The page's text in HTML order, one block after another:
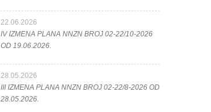
22.06.2026
IV IZMENA PLANA NNZN BROJ 02-22/10-2026
OD 19.06.2026.
28.05.2026
III IZMENA PLANA NNZN BROJ 02-22/8-2026 OD
28.05.2026.